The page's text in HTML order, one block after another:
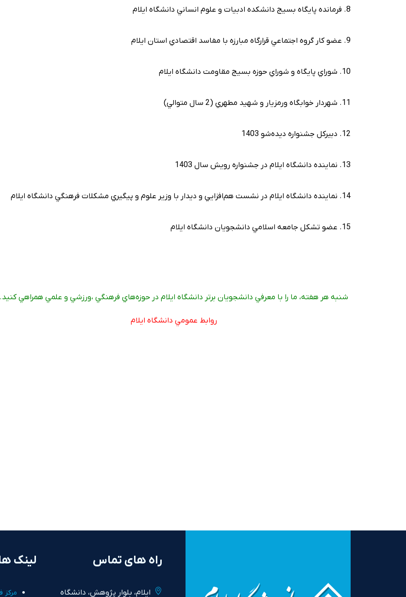
8. فرمانده پايگاه بسيج دانشکده ادبيات و علوم انساني دانشگاه ايلام
9. عضو کار گروه اجتماعي قرارگاه مبارزه با مفاسد اقتصادي استان ايلام
10. شوراي پايگاه و شوراي حوزه بسيج مقاومت دانشگاه ايلام
11. شهردار خوابگاه ورمزيار و شهيد مطهري (2 سال متوالي)
12. دبيرکل جشنواره ديده‌شو 1403
13. نماينده دانشگاه ايلام در جشنواره رويش سال 1403
14. نماينده دانشگاه ايلام در نشست هم‌افزايي و ديدار با وزير علوم و پيگيري مشکلات فرهنگي دانشگاه ايلام
15. عضو تشکل جامعه اسلامي دانشجويان دانشگاه ايلام
شنبه هر هفته، ما را با معرفي دانشجويان برتر دانشگاه ايلام در حوزه‌هاي فرهنگي ،ورزشي و علمي همراهي کنيد.
روابط عمومي دانشگاه ايلام
راه های تماس
ايلام، بلوار پژوهش، دانشگاه
لینک
مرکز